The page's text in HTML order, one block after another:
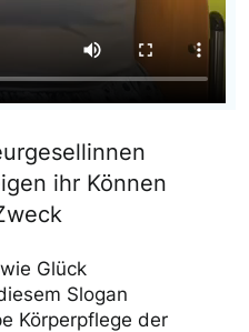
ihr Können
Glück
Slogan
Körperpflege der